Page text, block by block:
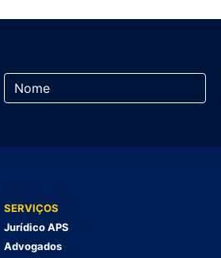
SERVIÇOS
Jurídico APS
Advogados